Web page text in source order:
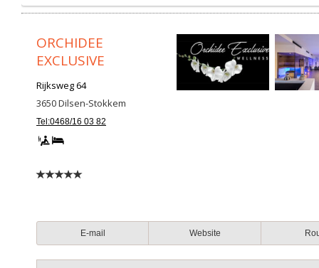
ORCHIDEE
EXCLUSIVE
Rijksweg 64
3650Dilsen-Stokkem
Tel:0468/16 03 82
E-mail Website